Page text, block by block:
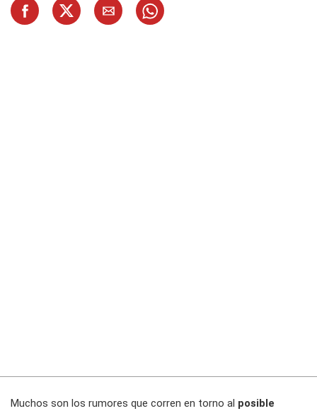
Muchos son los rumores que corren en torno al posible